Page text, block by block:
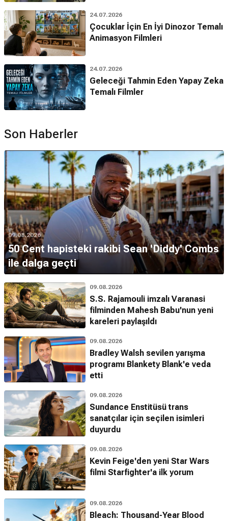
24.07.2026
Çocuklar İçin En İyi Dinozor Temalı
Animasyon Filmleri
24.07.2026
Geleceği Tahmin Eden Yapay Zeka
Temalı Filmler
Son Haberler
09.08.2026
50 Cent hapisteki rakibi Sean 'Diddy' Combs
ile dalga geçti
09.08.2026
S.S. Rajamouli imzalı Varanasi
filminden Mahesh Babu'nun yeni
kareleri paylaşıldı
09.08.2026
Bradley Walsh sevilen yarışma
programı Blankety Blank'e veda
etti
09.08.2026
Sundance Enstitüsü trans
sanatçılar için seçilen isimleri
duyurdu
09.08.2026
Kevin Feige'den yeni Star Wars
filmi Starfighter'a ilk yorum
09.08.2026
Bleach: Thousand-Year Blood